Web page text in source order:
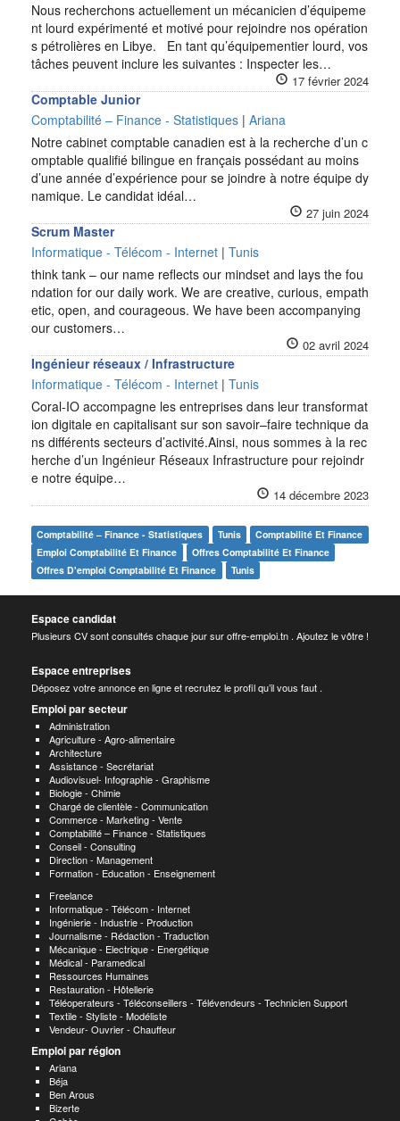
Nous recherchons actuellement un mécanicien d’équipeme
nt lourd expérimenté et motivé pour rejoindre nos opération
s pétrolières en Libye. En tant qu’équipementier lourd, vos
tâches peuvent inclure les suivantes : Inspecter les…
17 février 2024
Comptable Junior
Comptabilité – Finance - Statistiques | Ariana
Notre cabinet comptable canadien est à la recherche d’un c
omptable qualifié bilingue en français possédant au moins
d’une année d’expérience pour se joindre à notre équipe dy
namique. Le candidat idéal…
27 juin 2024
Scrum Master
Informatique - Télécom - Internet | Tunis
think tank – our name reflects our mindset and lays the fou
ndation for our daily work. We are creative, curious, empath
etic, open, and courageous. We have been accompanying
our customers…
02 avril 2024
Ingénieur réseaux / Infrastructure
Informatique - Télécom - Internet | Tunis
Coral-IO accompagne les entreprises dans leur transformat
ion digitale en capitalisant sur son savoir–faire technique da
ns différents secteurs d’activité.Ainsi, nous sommes à la rec
herche d’un Ingénieur Réseaux Infrastructure pour rejoindr
e notre équipe…
14 décembre 2023
Comptabilité – Finance - Statistiques Tunis
Comptabilité Et Finance
Emploi Comptabilité Et Finance
Offres Comptabilité Et Finance
Offres D'emploi Comptabilité Et Finance
Tunis
Espace candidat
Plusieurs CV sont consultés chaque jour sur offre-emploi.tn . Ajoutez le vôtre !
Espace entreprises
Déposez votre annonce en ligne et recrutez le profil qu’il vous faut .
Emploi par secteur
Administration
Agriculture - Agro-alimentaire
Architecture
Assistance - Secrétariat
Audiovisuel- Infographie - Graphisme
Biologie - Chimie
Chargé de clientèle - Communication
Commerce - Marketing - Vente
Comptabilité – Finance - Statistiques
Conseil - Consulting
Direction - Management
Formation - Education - Enseignement
Freelance
Informatique - Télécom - Internet
Ingénierie - Industrie - Production
Journalisme - Rédaction - Traduction
Mécanique - Electrique - Energétique
Médical - Paramedical
Ressources Humaines
Restauration - Hôtellerie
Téléoperateurs - Téléconseillers - Télévendeurs - Technicien Support
Textile - Styliste - Modéliste
Vendeur- Ouvrier - Chauffeur
Emploi par région
Ariana
Béja
Ben Arous
Bizerte